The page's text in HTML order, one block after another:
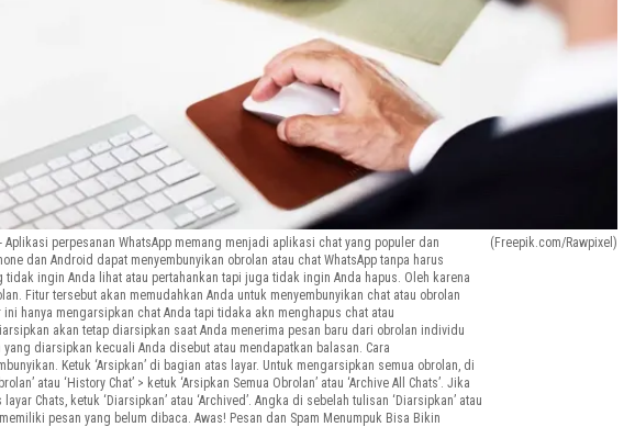
Aplikasi perpesanan WhatsApp memang menjadi aplikasi chat yang populer dan
dan Android dapat menyembunyikan obrolan atau chat WhatsApp tanpa harus
ingin Anda lihat atau pertahankan tapi juga tidak ingin Anda hapus. Oleh karena
Fitur tersebut akan memudahkan Anda untuk menyembunyikan chat atau obrolan
hanya mengarsipkan chat Anda tapi tidaka akn menghapus chat atau
akan tetap diarsipkan saat Anda menerima pesan baru dari obrolan individu
diarsipkan kecuali Anda disebut atau mendapatkan balasan. Cara
Ketuk ‘Arsipkan’ di bagian atas layar. Untuk mengarsipkan semua obrolan, di
atau ‘History Chat’ > ketuk ‘Arsipkan Semua Obrolan’ atau ‘Archive All Chats’. Jika
Chats, ketuk ‘Diarsipkan’ atau ‘Archived’. Angka di sebelah tulisan ‘Diarsipkan’ atau
pesan yang belum dibaca. Awas! Pesan dan Spam Menumpuk Bisa Bikin
(Freepik.com/Rawpixel)